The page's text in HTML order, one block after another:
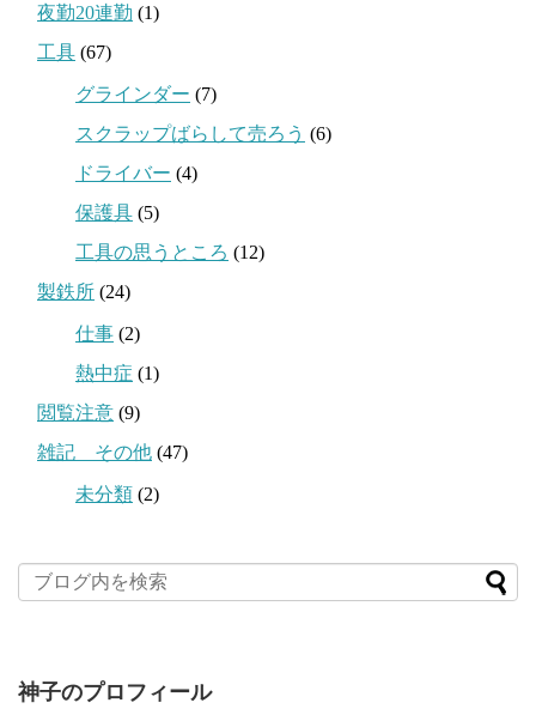
夜勤20連勤 (1)
工具 (67)
グラインダー (7)
スクラップばらして売ろう (6)
ドライバー (4)
保護具 (5)
工具の思うところ (12)
製鉄所 (24)
仕事 (2)
熱中症 (1)
閲覧注意 (9)
雑記 その他 (47)
未分類 (2)
神子のプロフィール